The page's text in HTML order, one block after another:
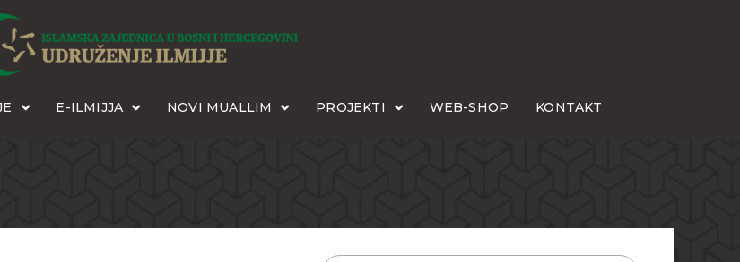
E-ILMIJJA NOVI MUALLIM PROJEKTI WEB-SHOP KONTAKT